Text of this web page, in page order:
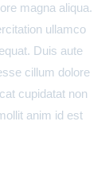
magna aliqua.
ullamco
Duis aute
cillum dolore
cupidatat non
anim id est